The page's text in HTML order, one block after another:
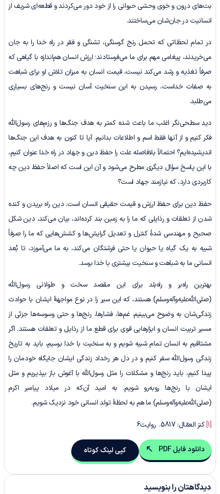
بت‌های درون و خوی وحشی حیوانی را از خود دور می‌کردند و قطعه‌ای شریف از
انسانیت در جان‌شان می‌ساختند.
در تمام لحظاتی که تحمل رنج گرسنگی، تشنگی و فقر در راه خدا را به جان
می‌خریدند، پیغامی مهم برای ما می‌فرستادند؛ ارزش انسان هم‌اندازه با گیاهی که
صرفاً تغذیه و رشد می‌کند نیست، قیمت انسان به میزان تلاش او برای شباهت
به صفات خداست، رسیدن به این سنخیت آسان نیست و رنج‌های بسیاری
می‌طلبد.
دید سطحی‌نگر اغلب ما باعث شده کمتر به هدف جنگ‌ها و رزم‌های رسول‌الله
فکر کنیم و از آنها فقط اسم و اطلاعات بدانیم. آیا تا کنون به هدف این جنگ‌ها
اندیشیده‌ایم؟ احتمالاً بلافاصله علت را حفظ دین و جهاد در راه خدا عنوان کنیم،
با این پاسخ سؤال دیگری مطرح می‌شود و آن این است که اصلاً حفظ دین چه
کاربردی دارد، که نیازمند جهاد است؟
حفظ دین برای حفظ ارزش و قیمت حقیقی انسان است. دین راه بریدن و کنده
شدن از تعلقات و رذایلی که ما را به زمین بند کرده‌اند، بیان می‌کند، دین شکل
صحیح و مهندسی شدۀ کنترل و تعدیل گرایش‌ها و کشش‌هایی که ما را صرفاً
شبیه به یک گیاه یا حیوان یا حتی فرشتگان می‌کند، به ما می‌آموزد، تا بُعد
انسانی ما به شباهت و سنخیت بیشتری با خدا برسد.
بهترین راه‌بر و راه‌بلد برای این مقصد سخت و طولانی رسول‌الله
(صلی‌الله‌علیه‌وآله‌وسلم) هستند، که این سیر را در نوع مواجهۀ ایشان با حوادث
زندگی‌شان به وضوح می‌بینیم. غم‌ها، فشارها، رنج‌ها و حتی وسوسه‌ها جزئی از
مسیر تربیت انسان و ابزارهایی قوی برای قطع ما از رذایل و تعلقات هستند. اگر
مشتاقیم به انسان تمام شبیه شویم و به سنخیت با خدا برسیم، باید به تاریخ
زندگی رسول‌الله سفر کنیم و در دل هر رخداد زندگی ایشان جایگاه خودمان را
پیدا کنیم، باید رنج‌ها و مشکلات را مثل رسول‌الله با آغوش باز بپذیریم و مثل
ایشان با رنج‌ها روبه‌رو شویم. به امید آن‌که در میلاد پیامبر اکرم
(صلی‌الله‌علیه‌وآله‌وسلم) ما هم به لحظۀ تولد انسانی‌ خود نزدیک شویم.
[1] کنز العمّال: 5817. روایت6
دانلود فایل PDF کپی لینک کوتاه
دیدگاهتان را بنویسید